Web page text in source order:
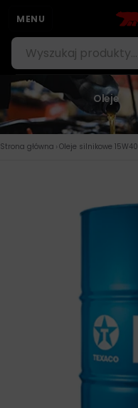
MENU
Oleje
Strona główna › Oleje silnikowe 15W40